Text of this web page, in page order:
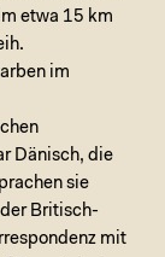
etwa 15 km
im
Dänisch, die
sie
Britisch-
mit